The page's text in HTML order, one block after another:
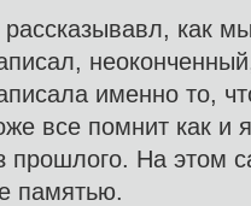
как
именно то,
все помнит как и
прошлого. На этом
памятью.